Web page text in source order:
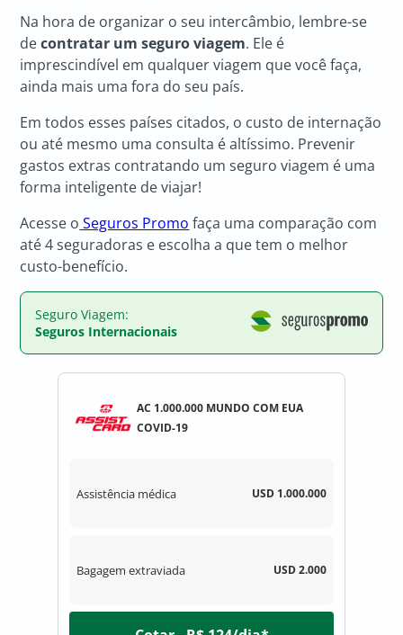
Na hora de organizar o seu intercâmbio, lembre-se
decontratar um seguro viagem. Ele é
imprescindível em qualquer viagem que você faça,
ainda mais uma fora do seu país.
Em todos esses países citados, o custo de internação
ou até mesmo uma consulta é altíssimo. Prevenir
gastos extras contratando um seguro viagem é uma
forma inteligente de viajar!
Acesse o Seguros Promo faça uma comparação com
até 4 seguradoras e escolha a que tem o melhor
custo-benefício.
Seguro Viagem:
Seguros Internacionais
AC 1.000.000 MUNDO COM EUA
COVID-19
Assistência médica USD 1.000.000
Bagagem extraviada USD 2.000